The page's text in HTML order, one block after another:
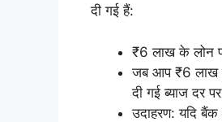
दी गई हैं:
₹6 लाख के लोन
जब आप ₹6 लाख
दी गई ब्याज दर
उदाहरण: यदि